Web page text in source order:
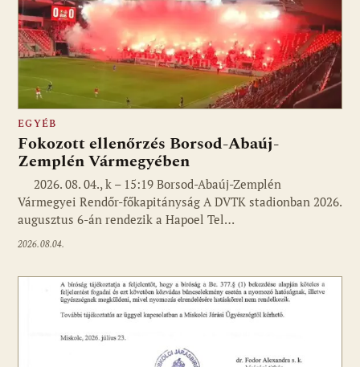
EGYÉB
Fokozott ellenőrzés Borsod-Abaúj-
Zemplén Vármegyében
2026. 08. 04., k – 15:19 Borsod-Abaúj-Zemplén
Vármegyei Rendőr-főkapitányság A DVTK stadionban 2026.
augusztus 6-án rendezik a Hapoel Tel…
2026.08.04.